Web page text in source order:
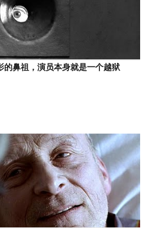
的鼻祖，演员本身就是一个越狱